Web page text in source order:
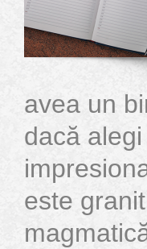
avea un
dacă
este